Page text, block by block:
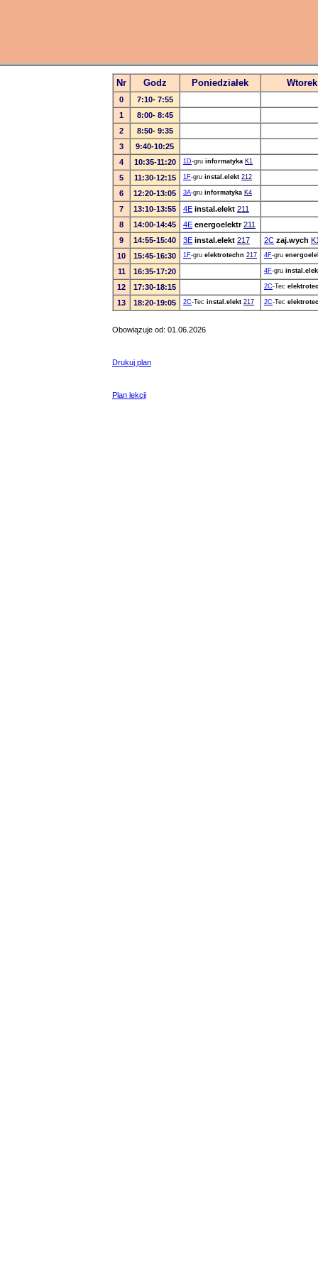
Nr Godz Poniedziałek Wtorek
0
7:10- 7:55
1
8:00- 8:45
2
8:50- 9:35
3
9:40-10:25
4
10:35-11:20 1D-gru informatyka K1
5 11:30-12:15 1F-gru instal.elekt 212
6 12:20-13:05 3A-gru informatyka K4
7 13:10-13:55 4E instal.elekt 211
8
14:00-14:45 4E energoelektr 211
9
14:55-15:40 3E instal.elekt 217 2C zaj.wych
10
15:45-16:30 1F-gru elektrotechn 217 4F-gru
11 16:35-17:20 4F-gru
12 17:30-18:15 2C-Tec
13 18:20-19:05 2C-Tec instal.elekt 217 2C-Tec
Obowiązuje od: 01.06.2026
Drukuj plan
Plan lekcji